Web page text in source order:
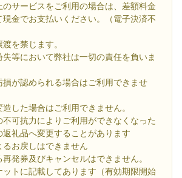
のサービスをご利用の場合は、差額料金
現金でお支払いください。（電子決済不
を禁じます。
失等において弊社は一切の責任を負いま
損が認められる場合はご利用できませ
造した場合はご利用できません。
不可抗力によりご利用ができなくなった
礼品へ変更することがあります
るお戻しはできません
再発券及びキャンセルはできません。
ットに記載してあります（有効期限開始